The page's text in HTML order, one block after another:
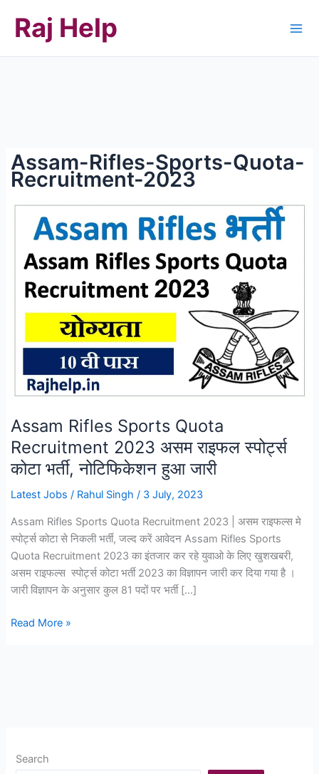
content
Raj Help
Assam-Rifles-Sports-Quota-
Recruitment-2023
Assam Rifles Sports Quota
Recruitment 2023 असम राइफल स्पोर्ट्स
कोटा भर्ती, नोटिफिकेशन हुआ जारी
Latest Jobs / Rahul Singh/ 3 July, 2023
Assam Rifles Sports Quota Recruitment 2023 | असम राइफल्स मे
स्पोर्ट्स कोटा से निकली भर्ती, जल्द करें आवेदन Assam Rifles Sports
Quota Recruitment 2023 का इंतजार कर रहे युवाओ के लिए खुशखबरी,
असम राइफल्स स्पोर्ट्स कोटा भर्ती 2023 का विज्ञापन जारी कर दिया गया है ।
जारी विज्ञापन के अनुसार कुल 81 पदों पर भर्ती […]
Assam
स्पोर्ट्स
Read More »
Search